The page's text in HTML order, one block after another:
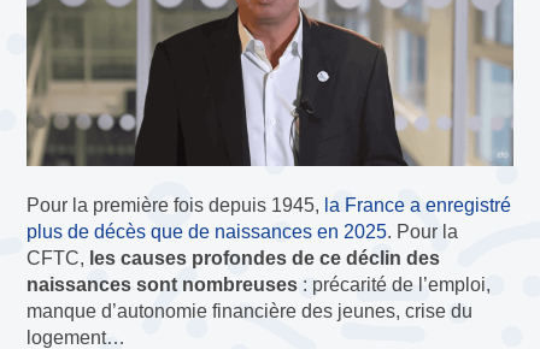
Pour la première fois depuis 1945, la France a enregistré
plus de décès que de naissances en 2025. Pour la
CFTC, les causes profondes de ce déclin des
naissances sont nombreuses : précarité de l’emploi,
manque d’autonomie financière des jeunes, crise du
logement…